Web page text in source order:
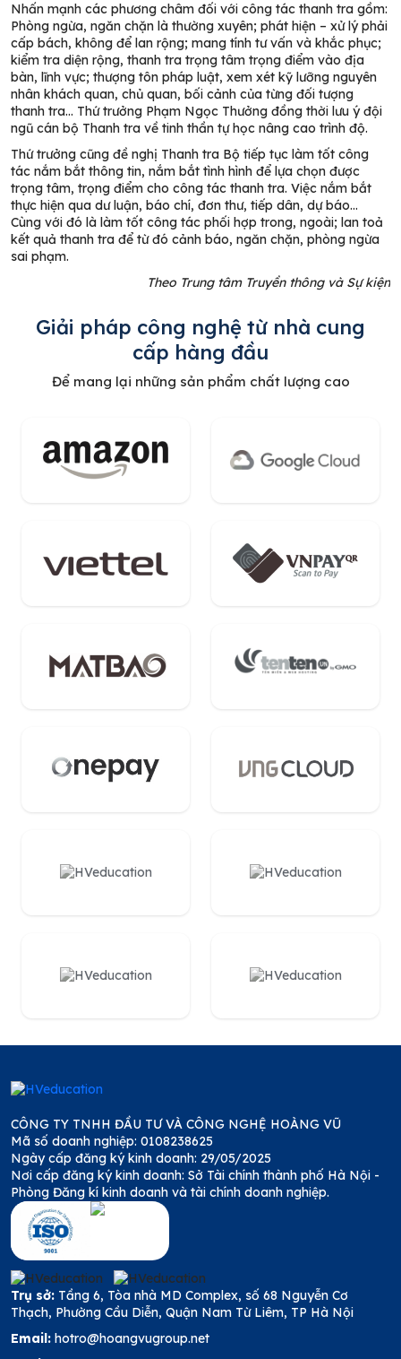
Nhấn mạnh các phương châm đối với công tác thanh tra gồm:
Phòng ngừa, ngăn chặn là thường xuyên; phát hiện – xử lý phải
cấp bách, không để lan rộng; mang tính tư vấn và khắc phục;
kiểm tra diện rộng, thanh tra trọng tâm trọng điểm vào địa
bàn, lĩnh vực; thượng tôn pháp luật, xem xét kỹ lưỡng nguyên
nhân khách quan, chủ quan, bối cảnh của từng đối tượng
thanh tra… Thứ trưởng Phạm Ngọc Thưởng đồng thời lưu ý đội
ngũ cán bộ Thanh tra về tinh thần tự học nâng cao trình độ.
Thứ trưởng cũng đề nghị Thanh tra Bộ tiếp tục làm tốt công
tác nắm bắt thông tin, nắm bắt tình hình để lựa chọn được
trọng tâm, trọng điểm cho công tác thanh tra. Việc nắm bắt
thực hiện qua dư luận, báo chí, đơn thư, tiếp dân, dự báo…
Cùng với đó là làm tốt công tác phối hợp trong, ngoài; lan toả
kết quả thanh tra để từ đó cảnh báo, ngăn chặn, phòng ngừa
sai phạm.
Theo Trung tâm Truyền thông và Sự kiện
Giải pháp công nghệ từ nhà cung
cấp hàng đầu
Để mang lại những sản phẩm chất lượng cao
CÔNG TY TNHH ĐẦU TƯ VÀ CÔNG NGHỆ HOÀNG VŨ
Mã số doanh nghiệp: 0108238625
Ngày cấp đăng ký kinh doanh: 29/05/2025
Nơi cấp đăng ký kinh doanh: Sở Tài chính thành phố Hà Nội -
Phòng Đăng kí kinh doanh và tài chính doanh nghiệp.
Trụ sở: Tầng 6, Tòa nhà MD Complex, số 68 Nguyễn Cơ
Thạch, Phường Cầu Diễn, Quận Nam Từ Liêm, TP Hà Nội
Email: hotro@hoangvugroup.net